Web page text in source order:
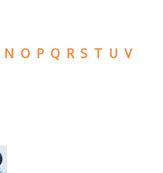
N O P Q R S T U V